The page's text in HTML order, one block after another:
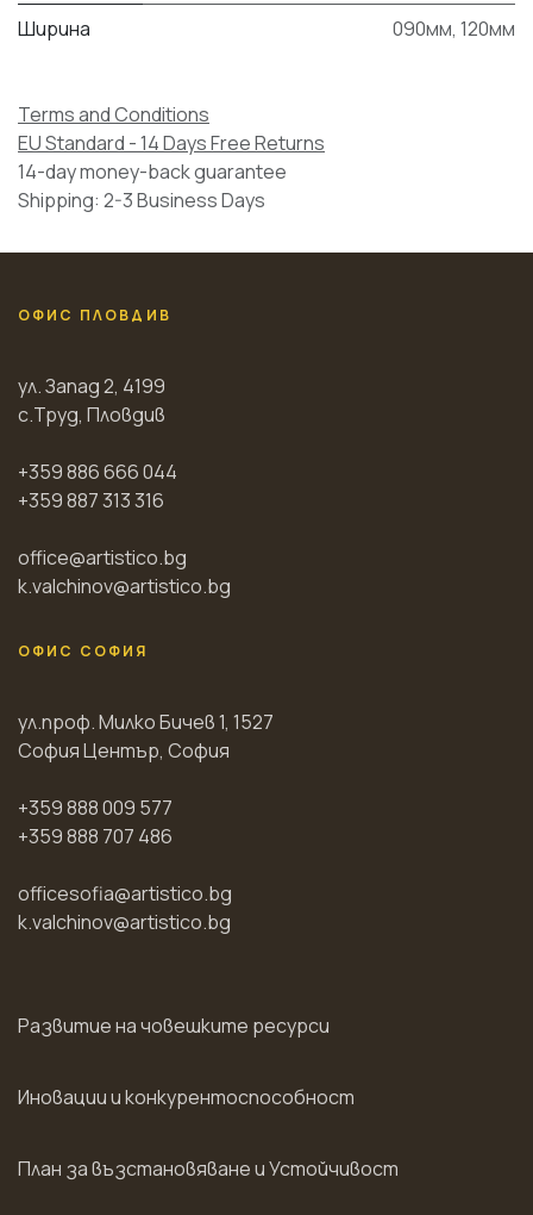
Ширина
090мм, 120мм
Terms and Conditions
EU Standard - 14 Days Free Returns
14-day money-back guarantee
Shipping: 2-3 Business Days
ОФИС ПЛОВДИВ
ул. Запад 2, 4199
с.Труд, Пловдив
+359 886 666 044
+359 887 313 316
office@artistico.bg
k.valchinov@artistico.bg
ОФИС СОФИЯ
ул.проф. Милко Бичев 1, 1527
София Център, София
+359 888 009 577
+359 888 707 486
officesofia@artistico.bg
k.valchinov@artistico.bg
Развитие на човешките ресурси
Иновации и конкурентоспособност
План за възстановяване и Устойчивост